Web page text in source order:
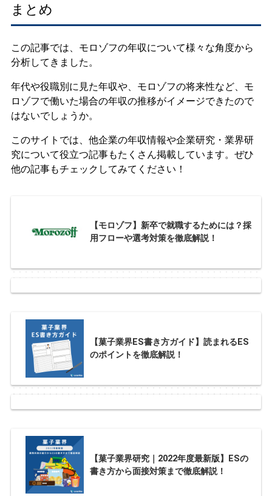
まとめ
この記事では、モロゾフの年収について様々な角度から
分析してきました。
年代や役職別に見た年収や、モロゾフの将来性など、モ
ロゾフで働いた場合の年収の推移がイメージできたので
はないでしょうか。
このサイトでは、他企業の年収情報や企業研究・業界研
究について役立つ記事もたくさん掲載しています。ぜひ
他の記事もチェックしてみてください！
【モロゾフ】新卒で就職するためには？採
用フローや選考対策を徹底解説！
【菓子業界ES書き方ガイド】読まれるES
のポイントを徹底解説！
【菓子業界研究｜2022年度最新版】ESの
書き方から面接対策まで徹底解説！